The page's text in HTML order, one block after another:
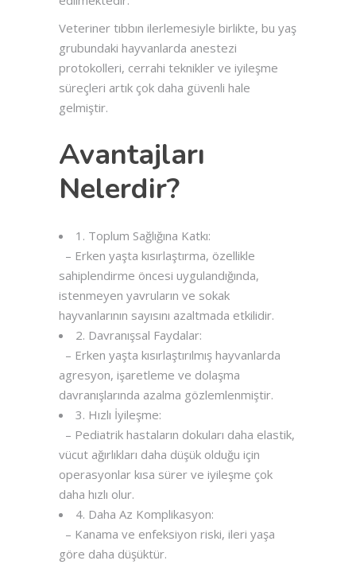
Veteriner tıbbın ilerlemesiyle birlikte, bu yaş
grubundaki hayvanlarda anestezi
protokolleri, cerrahi teknikler ve iyileşme
süreçleri artık çok daha güvenli hale
gelmiştir.
Avantajları
Nelerdir?
1. Toplum Sağlığına Katkı:
– Erken yaşta kısırlaştırma, özellikle
sahiplendirme öncesi uygulandığında,
istenmeyen yavruların ve sokak
hayvanlarının sayısını azaltmada etkilidir.
2. Davranışsal Faydalar:
– Erken yaşta kısırlaştırılmış hayvanlarda
agresyon, işaretleme ve dolaşma
davranışlarında azalma gözlemlenmiştir.
3. Hızlı İyileşme:
– Pediatrik hastaların dokuları daha elastik,
vücut ağırlıkları daha düşük olduğu için
operasyonlar kısa sürer ve iyileşme çok
daha hızlı olur.
4. Daha Az Komplikasyon:
– Kanama ve enfeksiyon riski, ileri yaşa
göre daha düşüktür.